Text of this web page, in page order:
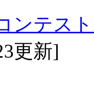
ンテス
更新]